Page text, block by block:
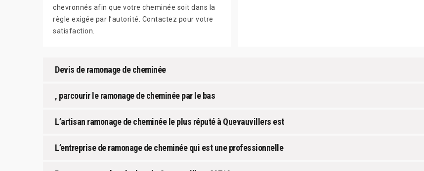
chevronnés afin que votre cheminée soit dans la
règle exigée par l’autorité. Contactez pour votre
satisfaction.
Devis de ramonage de cheminée
, parcourir le ramonage de cheminée par le bas
L’artisan ramonage de cheminée le plus réputé à Quevauvillers est
L’entreprise de ramonage de cheminée qui est une professionnelle